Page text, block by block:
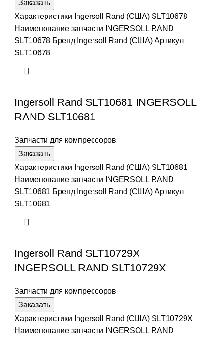
Заказать
Характеристики Ingersoll Rand (США) SLT10678
Наименование запчасти INGERSOLL RAND
SLT10678 Бренд Ingersoll Rand (США) Артикул
SLT10678
Ingersoll Rand SLT10681 INGERSOLL
RAND SLT10681
Запчасти для компрессоров
Заказать
Характеристики Ingersoll Rand (США) SLT10681
Наименование запчасти INGERSOLL RAND
SLT10681 Бренд Ingersoll Rand (США) Артикул
SLT10681
Ingersoll Rand SLT10729X
INGERSOLL RAND SLT10729X
Запчасти для компрессоров
Заказать
Характеристики Ingersoll Rand (США) SLT10729X
Наименование запчасти INGERSOLL RAND